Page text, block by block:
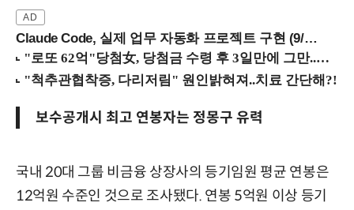
Claude Code, 실제 업무 자동화 프로젝트 구현 (9/16 ~17 강남역)
보수공개시 최고 연봉자는 정몽구 유력
국내 20대 그룹 비금융 상장사의 등기임원 평균 연봉은
12억원 수준인 것으로 조사됐다. 연봉 5억원 이상 등기